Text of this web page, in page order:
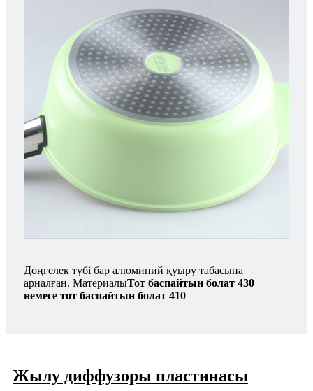
Дөңгелек түбі бар алюминий қуыру табасына
арналған. МатериалыТот баспайтын болат 430
немесе тот баспайтын болат 410
Жылу диффузоры пластинасы